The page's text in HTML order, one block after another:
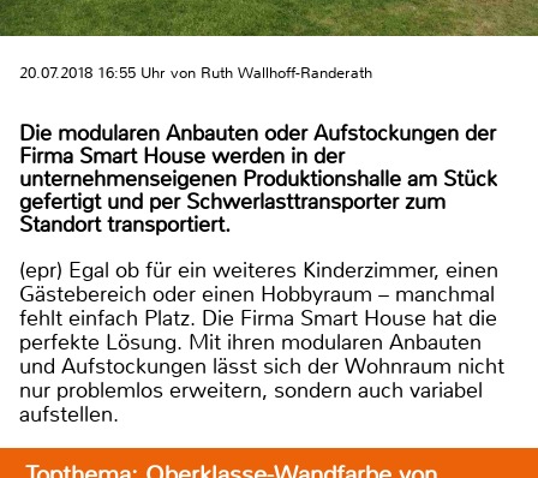
20.07.2018 16:55 Uhr von Ruth Wallhoff-Randerath
Die modularen Anbauten oder Aufstockungen der
Firma Smart House werden in der
unternehmenseigenen Produktionshalle am Stück
gefertigt und per Schwerlasttransporter zum
Standort transportiert.
(epr) Egal ob für ein weiteres Kinderzimmer, einen
Gästebereich oder einen Hobbyraum – manchmal
fehlt einfach Platz. Die Firma Smart House hat die
perfekte Lösung. Mit ihren modularen Anbauten
und Aufstockungen lässt sich der Wohnraum nicht
nur problemlos erweitern, sondern auch variabel
aufstellen.